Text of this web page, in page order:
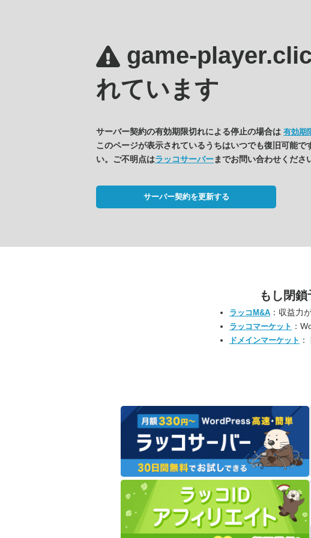
game-
れています
サーバー契約の有効期限切れによる停止の場合は 有効期
このページが表示されているうちはいつでも復旧可能
い。ご不明点はラッコサーバーまでお問い合わせくださ
サーバー契約を更新する
もし閉
ラッコM&A ：収益力
ラッコマーケット ：
ドメインマーケット